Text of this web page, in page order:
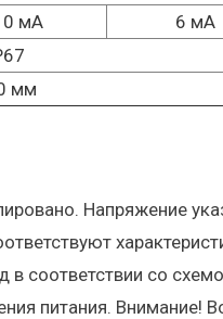
мА
6 мА
мм
Напряжение
соответствии со
питания. Внимание!